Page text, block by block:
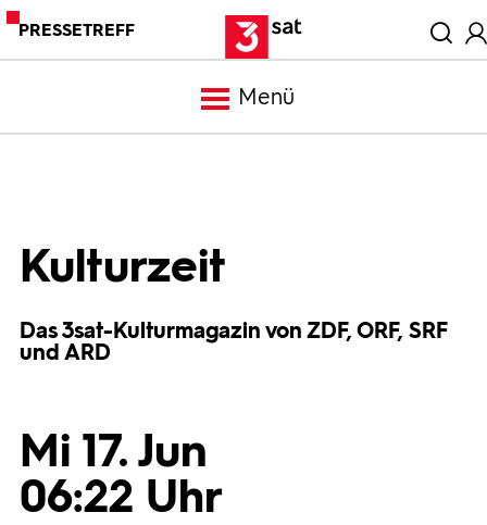
PRESSETREFF
Menü
Kulturzeit
Das 3sat-Kulturmagazin von ZDF, ORF, SRF
und ARD
Mi 17. Jun
06:22 Uhr